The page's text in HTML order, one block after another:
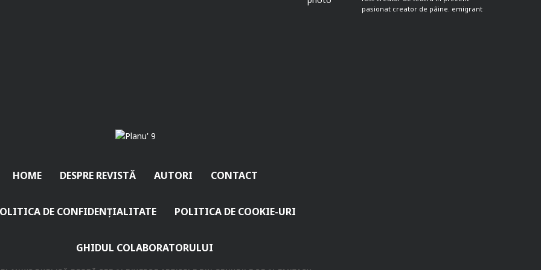
pasionat creator de pâine. emigrant
HOME DESPRE REVISTĂ AUTORI CONTACT
DE CONFIDENȚIALITATE POLITICA DE COOKIE-URI
GHIDUL COLABORATORULUI